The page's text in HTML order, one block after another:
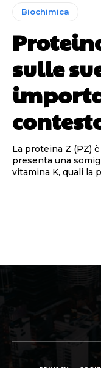
Biochimica
sulle
La proteina Z (PZ)
presenta una
vitamina K, quali la